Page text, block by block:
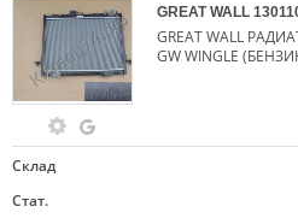
GREAT WALL
GREAT WALL
GW WINGLE
Склад
Стат.